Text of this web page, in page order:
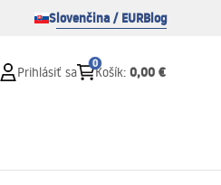
Slovenčina / EURBlog
Prihlásiť sa
0
Košík: 0,00 €